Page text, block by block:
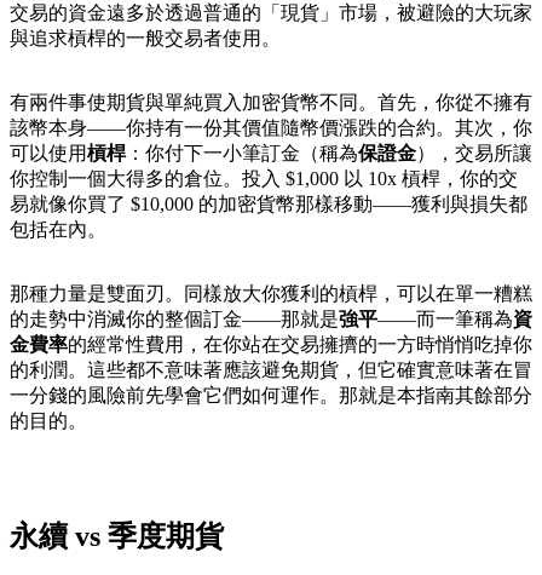
交易的資金遠多於透過普通的「現貨」市場，被避險的大玩家
與追求槓桿的一般交易者使用。
有兩件事使期貨與單純買入加密貨幣不同。首先，你從不擁有
該幣本身——你持有一份其價值隨幣價漲跌的合約。其次，你
可以使用槓桿：你付下一小筆訂金（稱為保證金），交易所讓
你控制一個大得多的倉位。投入 $1,000 以 10x 槓桿，你的交
易就像你買了 $10,000 的加密貨幣那樣移動——獲利與損失都
包括在內。
那種力量是雙面刃。同樣放大你獲利的槓桿，可以在單一糟糕
的走勢中消滅你的整個訂金——那就是強平——而一筆稱為資
金費率的經常性費用，在你站在交易擁擠的一方時悄悄吃掉你
的利潤。這些都不意味著應該避免期貨，但它確實意味著在冒
一分錢的風險前先學會它們如何運作。那就是本指南其餘部分
的目的。
永續 vs 季度期貨